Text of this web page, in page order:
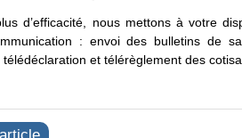
d’efficacité, nous mettons à votre
: envoi des bulletins de
et télérèglement des